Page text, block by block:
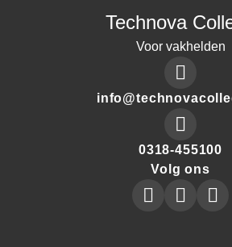
Technova
Voor vakhelden
Make
call
0318-455100
Volg ons
Technova